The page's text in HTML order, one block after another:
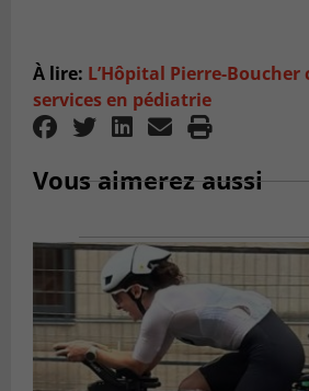
À lire: L’Hôpital Pierre-
services en pédiatrie
Vous aimerez aussi